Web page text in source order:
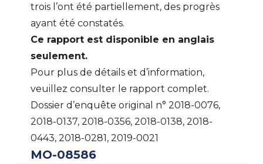
trois l’ont été partiellement, des progrès
ayant été constatés.
Ce rapport est disponible en anglais
seulement.
Pour plus de détails et d’information,
veuillez consulter le rapport complet.
Dossier d’enquête original n° 2018-0076,
2018-0137, 2018-0356, 2018-0138, 2018-
0443, 2018-0281, 2019-0021
MO-08586